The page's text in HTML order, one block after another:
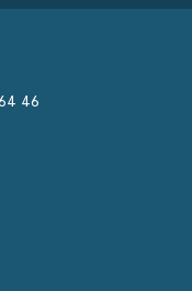
46